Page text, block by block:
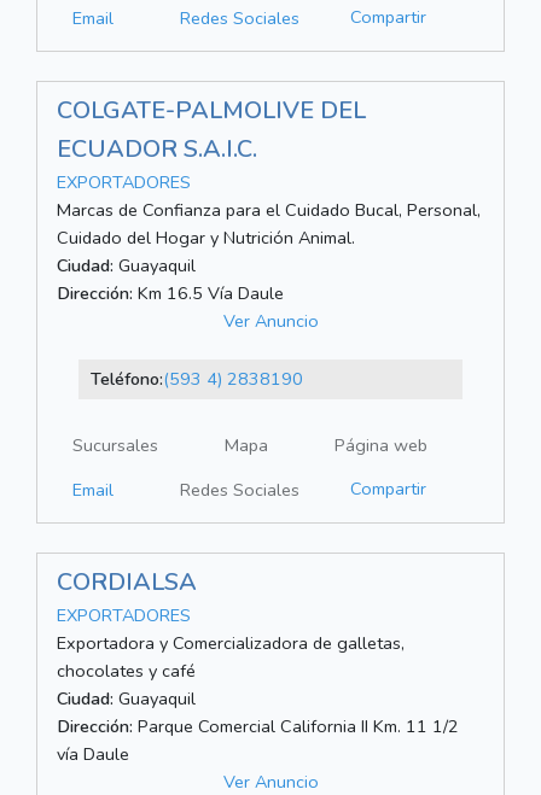
Email
Redes Sociales Compartir
COLGATE-PALMOLIVE DEL
ECUADOR S.A.I.C.
EXPORTADORES
Marcas de Confianza para el Cuidado Bucal, Personal,
Cuidado del Hogar y Nutrición Animal.
Ciudad: Guayaquil
Dirección: Km 16.5 Vía Daule
Ver Anuncio
Teléfono:(593 4) 2838190
Sucursales Mapa
Página web
Email
Redes Sociales Compartir
CORDIALSA
EXPORTADORES
Exportadora y Comercializadora de galletas,
chocolates y café
Ciudad: Guayaquil
Dirección: Parque Comercial California II Km. 11 1/2
vía Daule
Ver Anuncio